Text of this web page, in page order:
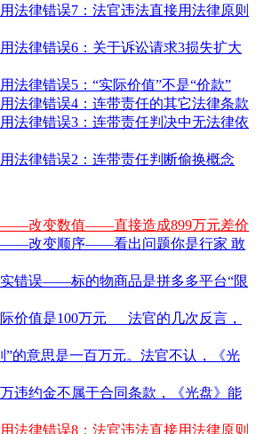
法律错误7：法官违法直接用法律原则
法律错误6：关于诉讼请求3损失扩大
法律错误5：“实际价值”不是“价款”
法律错误4：连带责任的其它法律条款
法律错误3：连带责任判决中无法律依
法律错误2：连带责任判断偷换概念
——改变数值——直接造成899万元差价
——改变顺序——看出问题你是行家 敢
错误——标的物商品是拼多多平台“限
价值是100万元___法官的几次反言，
”的意思是一百万元。法官不认，《光
违约金不属于合同条款，《光盘》能
法律错误8：法官违法直接用法律原则